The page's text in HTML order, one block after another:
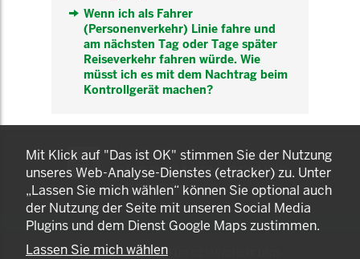
Wenn ich als Fahrer
(Personenverkehr) Linie fahre und
am nächsten Tag oder Tage später
Reiseverkehr fahren würde. Wie
müsst ich es mit dem Nachtrag beim
Kontrollgerät machen?
KOMNET
GUT BERATEN. GESUND
ARBEITEN.
© 2025 LANDESAMT FÜR GESUNDHEIT UND
Mit Klick auf "Das ist OK" stimmen Sie der Nutzung
unseres Web-Analyse-Dienstes (etracker) zu. Unter
„Lassen Sie mich wählen“ können Sie optional auch
der Nutzung der Seite mit unseren Social Media
Plugins und dem Dienst Google Maps zustimmen.
Lassen Sie mich wählen